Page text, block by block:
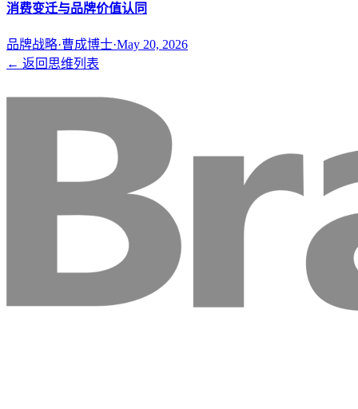
消费变迁与品牌价值认同
品牌战略·曹成博士·May 20, 2026
← 返回思维列表